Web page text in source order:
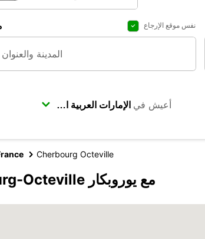
نفس موقع الإرجاع
أعيش في
Cherbourg Octeville
اكتشف Cherbourg-Octeville مع يوروبكار